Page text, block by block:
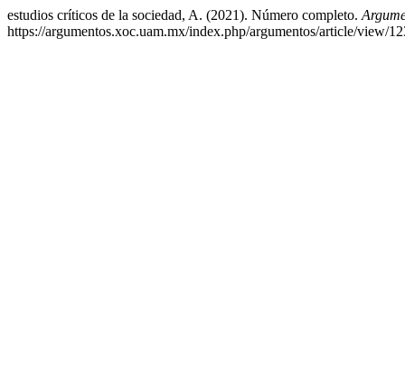
estudios críticos de la sociedad, A. (2021). Número completo.
https://argumentos.xoc.uam.mx/index.php/argumentos/article/view/